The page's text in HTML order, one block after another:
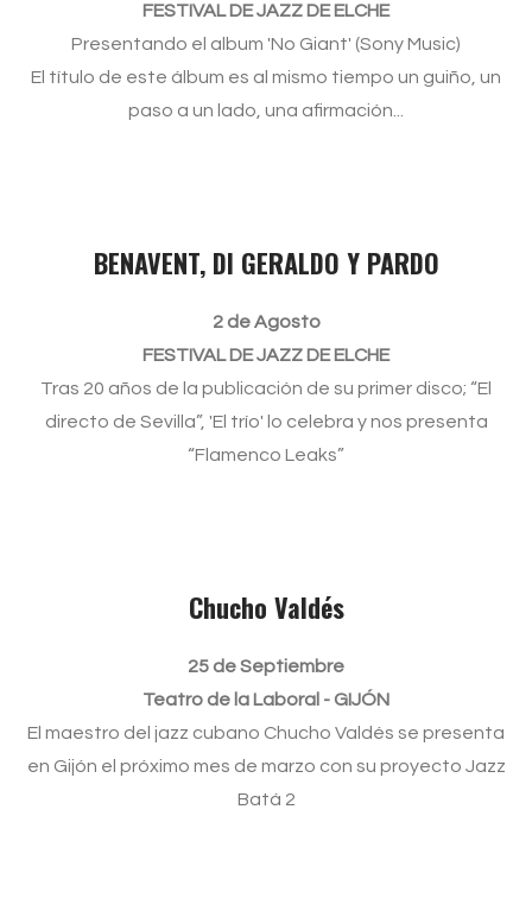
FESTIVAL DE JAZZ DE ELCHE
Presentando el album 'No Giant' (Sony Music)
El título de este álbum es al mismo tiempo un guiño, un
paso a un lado, una afirmación...
BENAVENT, DI GERALDO Y PARDO
2 de Agosto
FESTIVAL DE JAZZ DE ELCHE
Tras 20 años de la publicación de su primer disco; “El
directo de Sevilla”, 'El trío' lo celebra y nos presenta
“Flamenco Leaks”
Chucho Valdés
25 de Septiembre
Teatro de la Laboral - GIJÓN
El maestro del jazz cubano Chucho Valdés se presenta
en Gijón el próximo mes de marzo con su proyecto Jazz
Batá 2